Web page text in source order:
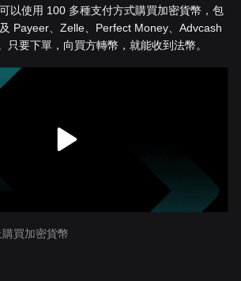
可以使用 100 多種支付方式購買加密貨幣，包
Payeer、Zelle、Perfect Money、Advcash
只要下單，向買方轉幣，就能收到法幣。
買加密貨幣